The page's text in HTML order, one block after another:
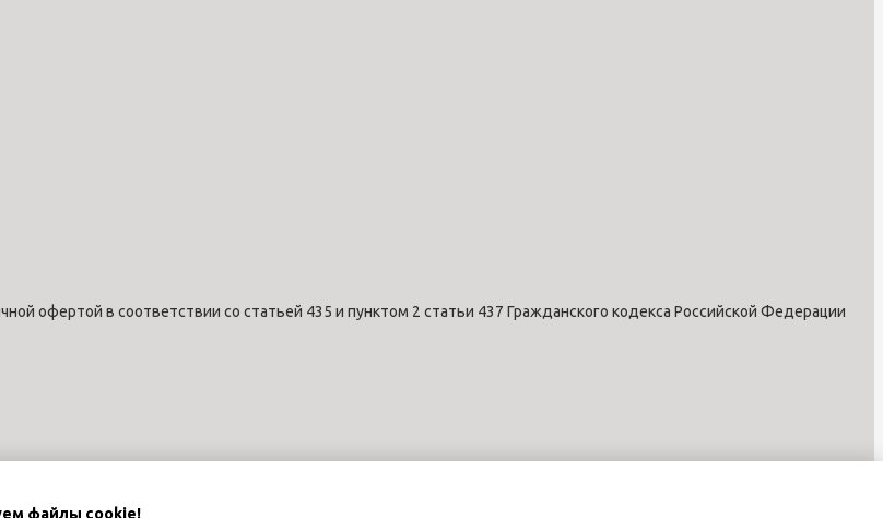
файлы cookie!
офертой в соответствии со статьей 435 и пунктом 2 статьи 437 Гражданского кодекса Российской Федерации